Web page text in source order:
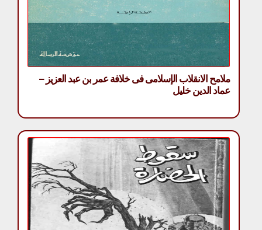
ملامح الانقلاب الإسلامى فى خلافة عمر بن عبد العزيز –
عماد الدين خليل